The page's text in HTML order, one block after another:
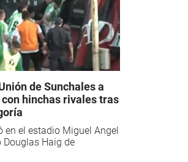
de Sunchales a
hinchas rivales tras
en el estadio Miguel Angel
Douglas Haig de